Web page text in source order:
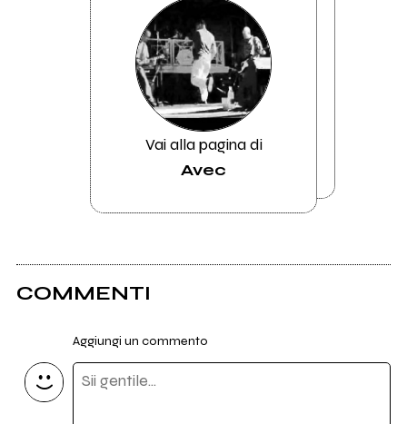
Vai alla pagina di
Avec
COMMENTI
Aggiungi un commento